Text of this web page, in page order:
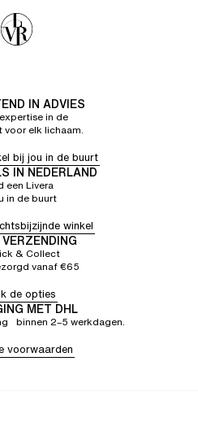
IN ADVIES
in de
elk lichaam.
bij jou in de buurt
IN NEDERLAND
een Livera
in de buurt
winkel
& Collect
vanaf €65
de opties
MET DHL
binnen 2–5 werkdagen.
voorwaarden